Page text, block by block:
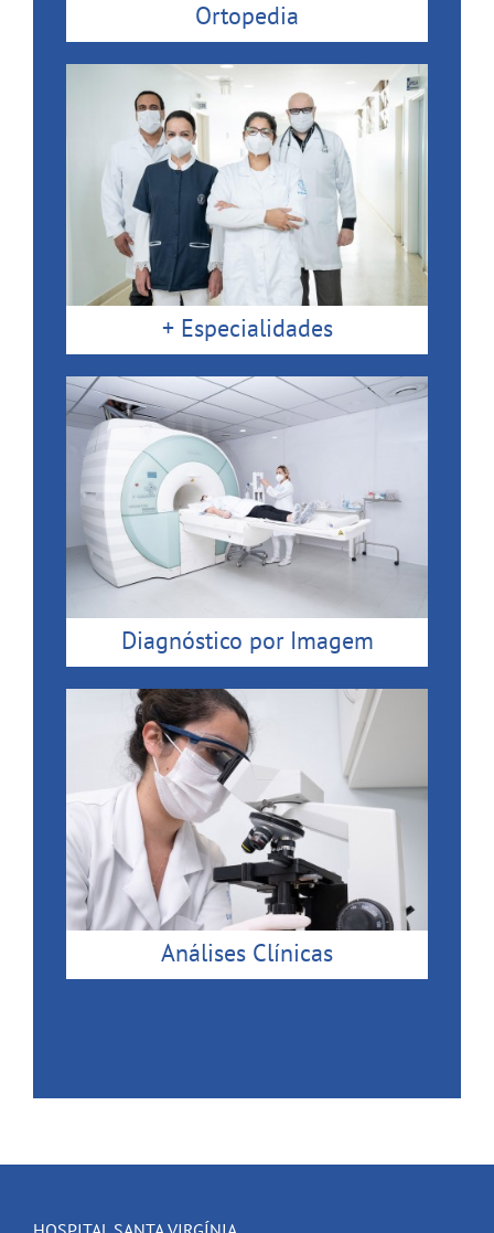
Ortopedia
+ Especialidades
Diagnóstico por Imagem
Análises Clínicas